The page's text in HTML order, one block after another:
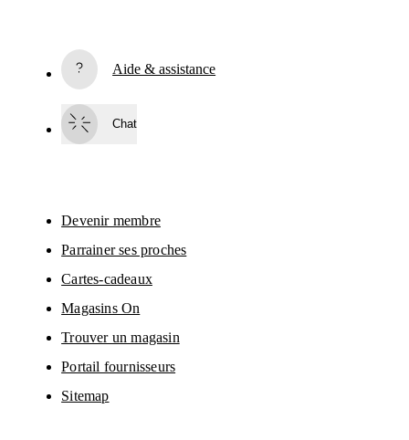
En continuant, vous acceptez notre politique de confidentialité. Vos
informer sur nos produits, sondages et offres via e-mail. Le traitement des
données et l’analyse statistique des données seront effectués par nos
prestataires de services, Sailthru (USA) et Braze (USA). Vous pouvez vous
Aide & assistance
Chat
Devenir membre
Parrainer ses proches
Cartes-cadeaux
Magasins On
Trouver un magasin
Portail fournisseurs
Sitemap